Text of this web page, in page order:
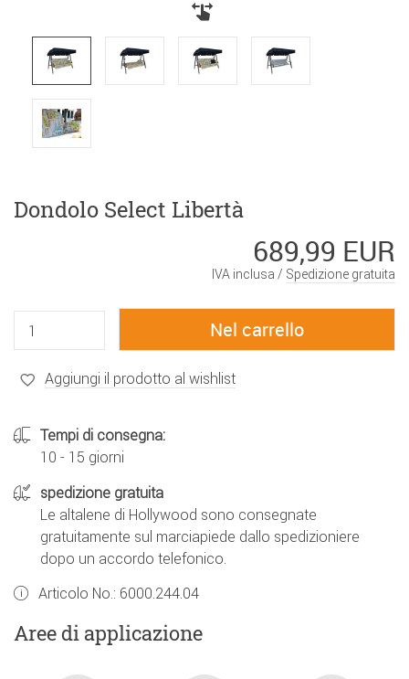
Dondolo Select Libertà
689,99 EUR
IVA inclusa / Spedizione gratuita
Aggiungi il prodotto al wishlist
Tempi di consegna:
10 - 15 giorni
spedizione gratuita
Le altalene di Hollywood sono consegnate
gratuitamente sul marciapiede dallo spedizioniere
dopo un accordo telefonico.
Articolo No.: 6000.244.04
Aree di applicazione